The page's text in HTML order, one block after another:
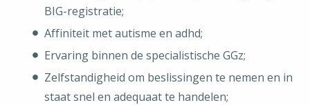
BIG-registratie;
Affiniteit met autisme en adhd;
Ervaring binnen de specialistische GGz;
Zelfstandigheid om beslissingen te nemen en in
staat snel en adequaat te handelen;